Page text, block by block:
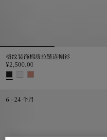
格纹装饰棉质拉链连帽衫
¥2,500.00
6 - 24 个月